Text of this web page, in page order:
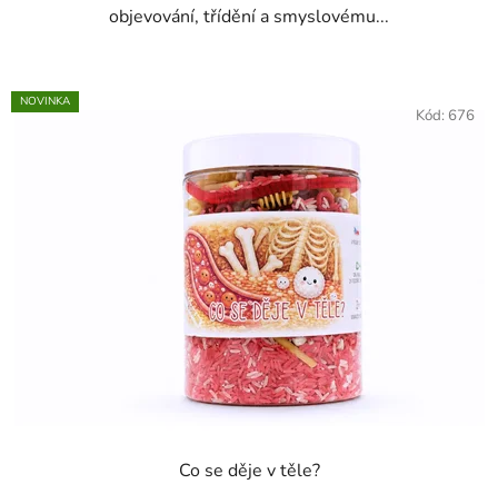
objevování, třídění a smyslovému...
NOVINKA
Co se děje v těle?
Kód: 676